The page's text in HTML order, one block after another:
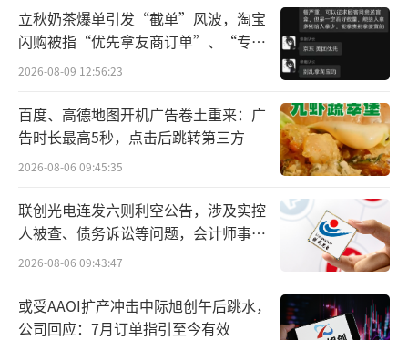
截至当前，指南针合计持有先锋基金61.70
26%股权，其也顺理成章成为这家基金公司的
控股股东。
从交易价格来看，远高于2023年年末的收
购价格。
此前在2023年12月下旬，经过5轮竞价，
指南针1.1亿元将先锋基金34.2076%的股权收
入囊中。值得一提的是，相比较6821.16万元的
起拍价，指南针掏出的1.1亿元超出起拍价6
1%。
立秋奶茶爆单引发“截单”风波，淘宝
闪购被指“优先拿友商订单”、“专挑
贵的拿”
2026-08-09 12:56:23
百度、高德地图开机广告卷土重来：广
告时长最高5秒，点击后跳转第三方
2026-08-06 09:45:35
联创光电连发六则利空公告，涉及实控
人被查、债务诉讼等问题，会计师事务
所曾出具“保留意见”
2026-08-06 09:43:47
或受AAOI扩产冲击中际旭创午后跳水，
公司回应：7月订单指引至今有效